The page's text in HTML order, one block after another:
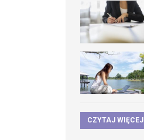
CZYTAJ WIĘCEJ